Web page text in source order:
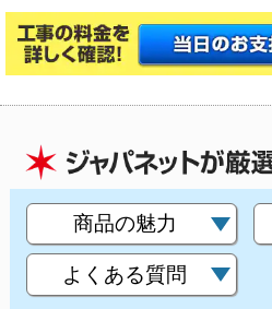
商品の魅力
よくある質問